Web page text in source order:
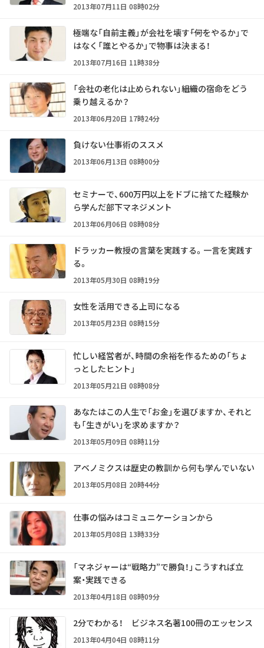
2013年07月11日 08時02分
極端な「自前主義」が会社を壊す――「何をやるか」で
はなく「誰とやるか」で物事は決まる！
2013年07月16日 11時38分
「会社の老化は止められない」――組織の宿命をどう
乗り越えるか？
2013年06月20日 17時24分
負けない仕事術のススメ
2013年06月13日 08時00分
セミナーで、600万円以上をドブに捨てた経験か
ら学んだ部下マネジメント
2013年06月06日 08時08分
ドラッカー教授の言葉を実践する。一言を実践す
る。
2013年05月30日 08時19分
女性を活用できる上司になる
2013年05月23日 08時15分
忙しい経営者が、時間の余裕を作るための「ちょ
っとしたヒント」
2013年05月21日 08時08分
あなたはこの人生で「お金」を選びますか、それと
も「生きがい」を求めますか？
2013年05月09日 08時11分
アベノミクスは歴史の教訓から何も学んでいない
2013年05月08日 20時44分
仕事の悩みはコミュニケーションから
2013年05月08日 13時33分
「マネジャーは“戦略力”で勝負！」こうすれば立
案・実践できる
2013年04月18日 08時09分
2分でわかる！ ビジネス名著100冊のエッセンス
2013年04月04日 08時11分